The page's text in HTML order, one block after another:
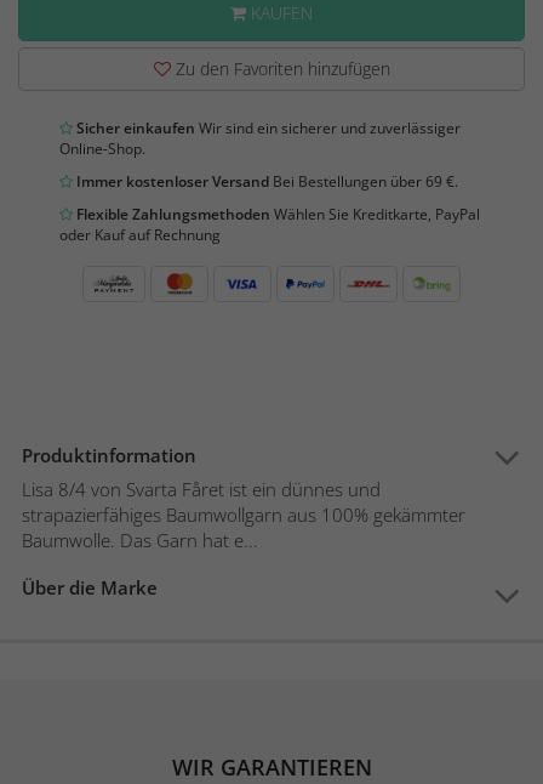
KAUFEN
Zu den Favoriten hinzufügen
Sicher einkaufen Wir sind ein sicherer und zuverlässiger
Online-Shop.
Immer kostenloser Versand Bei Bestellungen über 69 €.
Flexible Zahlungsmethoden Wählen Sie Kreditkarte, PayPal
oder Kauf auf Rechnung
Produktinformation
Lisa 8/4 von Svarta Fåret ist ein dünnes und
strapazierfähiges Baumwollgarn aus 100% gekämmter
Baumwolle. Das Garn hat e...
Über die Marke
WIR GARANTIEREN